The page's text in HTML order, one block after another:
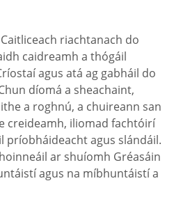
riachtanach do
caidreamh a thógáil
agus atá ag gabháil do
díomá a sheachaint,
a roghnú, a chuireann san
creideamh, iliomad fachtóirí
príobháideacht agus slándáil.
ar shuíomh Gréasáin
agus na míbhuntáistí a